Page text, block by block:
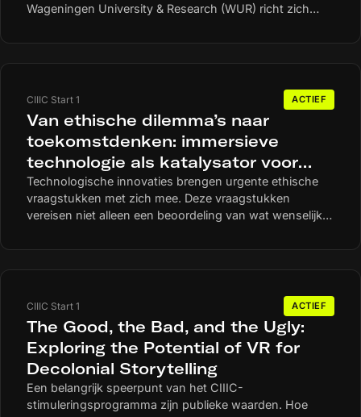
Wageningen University & Research (WUR) richt zich
gewenste en ongewenste effecten heeft een specifieke
tegenstelling tot de huidige techniek? Bovendien zijn de
inzichten uit dit onderzoek mogelijk relevant voor
andere sectoren.
CIIIC Start 1 ACTIEF
Van ethische dilemma’s naar
toekomstdenken: immersieve
technologie als katalysator voor
inclusieve besluitvorming
Technologische innovaties brengen urgente ethische
vraagstukken met zich mee. Deze vraagstukken
vereisen niet alleen een beoordeling van wat wenselijk
de waarden die daarin centraal staan. Een belangrijke
mensen hebben moeite om zich implicaties van
technologie voor te kunnen stellen. Vooral non-users
ervaren een kenniskloof en denken niet mee te kunnen
praten, terwijl zij wel de impact van technologie
ondergaan. Dit probleem wordt versterkt doordat de
toekomst van een technologie vaak verbeeld wordt
door enkele bedrijven met verdienmodellen die
CIIIC Start 1 ACTIEF
The Good, the Bad, and the Ugly:
Exploring the Potential of VR for
Decolonial Storytelling
Een belangrijk speerpunt van het CIIIC-
stimuleringsprogramma zijn publieke waarden. Hoe